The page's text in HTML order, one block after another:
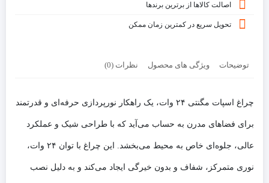
اصالت کالاها از برترین برندها
تحویل سریع در کمترین زمان ممکن
توضیحات ویژگی های محصول نظرات (0)
چراغ اسپات مگنتی ۲۴ وات، یک راهکار نورپردازی حرفه‌ای و قدرتمند
برای فضاهای مدرن به حساب می‌آید که با طراحی شیک و عملکرد
عالی، جلوه‌ای خاص به محیط می‌بخشد. این چراغ با توان ۲۴ وات،
نوری متمرکز، شفاف و بدون خیرگی ایجاد می‌کند و به دلیل نصب